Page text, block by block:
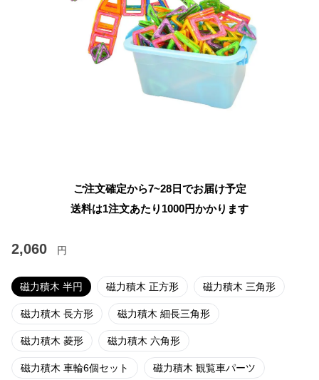
ご注文確定から7~28日でお届け予定
送料は1注文あたり 1000円かかります
2,060 円
磁力積木 半円 磁力積木 正方形 磁力積木 三角形
磁力積木 長方形 磁力積木 細長三角形
磁力積木 菱形 磁力積木 六角形
磁力積木 車輪6個セット 磁力積木 観覧車パーツ